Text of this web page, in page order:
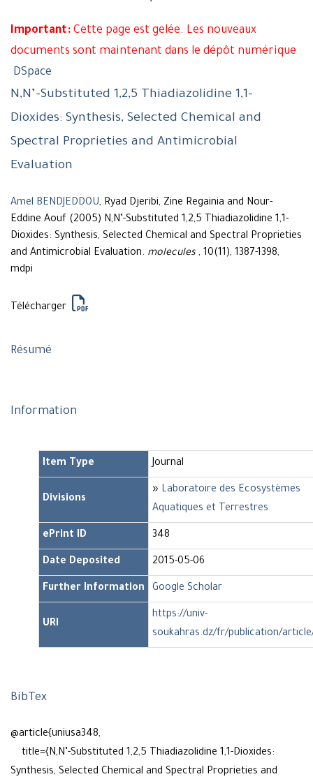
Important: Cette page est gelée. Les nouveaux
documents sont maintenant dans le dépôt numérique
DSpace
N,N’-Substituted 1,2,5 Thiadiazolidine 1,1-
Dioxides: Synthesis, Selected Chemical and
Spectral Proprieties and Antimicrobial
Evaluation
Amel BENDJEDDOU, Ryad Djeribi, Zine Regainia and Nour-
Eddine Aouf (2005) N,N’-Substituted 1,2,5 Thiadiazolidine 1,1-
Dioxides: Synthesis, Selected Chemical and Spectral Proprieties
and Antimicrobial Evaluation. molecules , 10(11), 1387-1398,
mdpi
Télécharger
Résumé
Information
Item Type Journal
Divisions
» Laboratoire des Ecosystèmes
Aquatiques et Terrestres
ePrint ID 348
Date Deposited 2015-05-06
Further Information Google Scholar
URI
https://univ-
soukahras.dz/fr/publication/
BibTex
@article{uniusa348,
title={N,N’-Substituted 1,2,5 Thiadiazolidine 1,1-Dioxides:
Synthesis, Selected Chemical and Spectral Proprieties and